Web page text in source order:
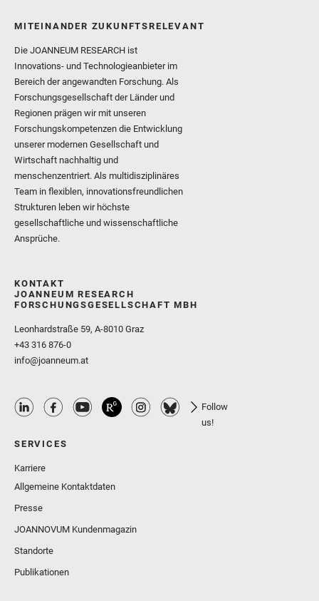
MITEINANDER ZUKUNFTSRELEVANT
Die JOANNEUM RESEARCH ist
Innovations- und Technologieanbieter im
Bereich der angewandten Forschung. Als
Forschungsgesellschaft der Länder und
Regionen prägen wir mit unseren
Forschungskompetenzen die Entwicklung
unserer modernen Gesellschaft und
Wirtschaft nachhaltig und
menschenzentriert. Als multidisziplinäres
Team in flexiblen, innovationsfreundlichen
Strukturen leben wir höchste
gesellschaftliche und wissenschaftliche
Ansprüche.
KONTAKT
JOANNEUM RESEARCH
FORSCHUNGSGESELLSCHAFT MBH
Leonhardstraße 59, A-8010 Graz
+43 316 876-0
info@joanneum.at
Follow
us!
SERVICES
Karriere
Allgemeine Kontaktdaten
Presse
JOANNOVUM Kundenmagazin
Standorte
Publikationen